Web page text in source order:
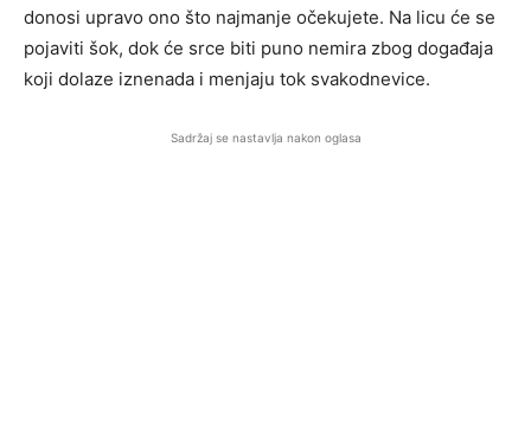
donosi upravo ono što najmanje očekujete. Na licu će se
pojaviti šok, dok će srce biti puno nemira zbog događaja
koji dolaze iznenada i menjaju tok svakodnevice.
Sadržaj se nastavlja nakon oglasa